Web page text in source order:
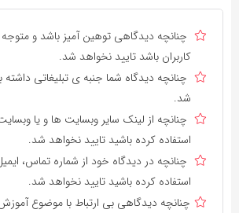
چنانچه دیدگاهی توهین آمیز باشد و متوجه
کاربران باشد تایید نخواهد شد.
چنانچه دیدگاه شما جنبه ی تبلیغاتی داشته
شد.
چنانچه از لینک سایر وبسایت ها و یا
استفاده کرده باشید تایید نخواهد شد.
چنانچه در دیدگاه خود از شماره تماس،
استفاده کرده باشید تایید نخواهد شد.
چنانچه دیدگاهی بی ارتباط با موضوع